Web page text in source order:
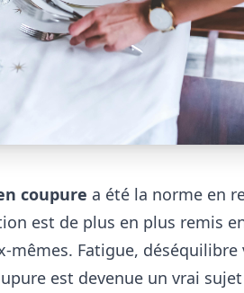
coupure a été la norme en
est de plus en plus remis
mêmes. Fatigue,
est devenue un vrai